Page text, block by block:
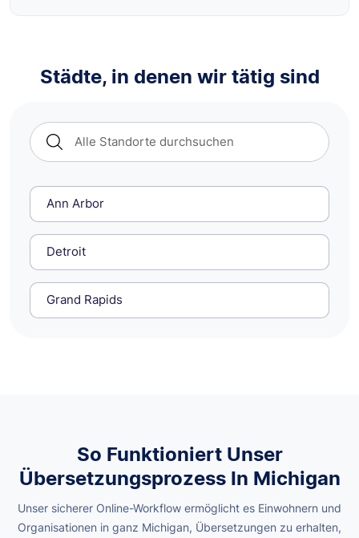
Städte, in denen wir tätig sind
Ann Arbor
Detroit
Grand Rapids
So Funktioniert Unser
Übersetzungsprozess In Michigan
Unser sicherer Online-Workflow ermöglicht es Einwohnern und
Organisationen in ganz Michigan, Übersetzungen zu erhalten,